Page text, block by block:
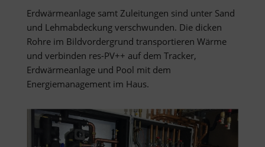
Erdwärmeanlage samt Zuleitungen sind unter Sand
und Lehmabdeckung verschwunden. Die dicken
Rohre im Bildvordergrund transportieren Wärme
und verbinden res-PV++ auf dem Tracker,
Erdwärmeanlage und Pool mit dem
Energiemanagement im Haus.